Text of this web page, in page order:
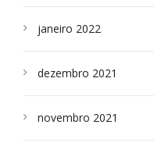
janeiro 2022
dezembro 2021
novembro 2021